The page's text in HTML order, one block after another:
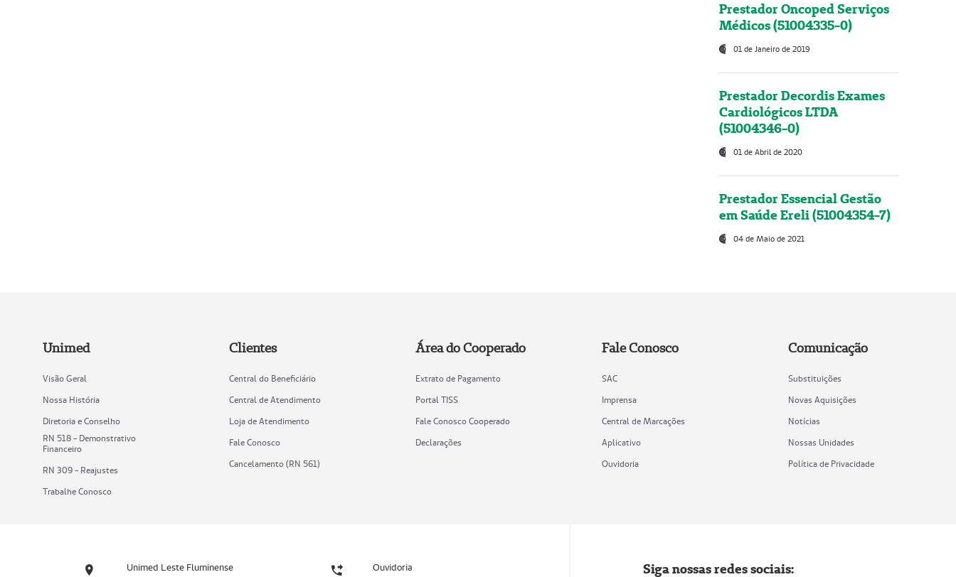
Prestador Oncoped Serviços
Médicos (51004335-0)
01 de Janeiro de 2019
Prestador Decordis Exames
Cardiológicos LTDA
(51004346-0)
01 de Abril de 2020
Prestador Essencial Gestão
em Saúde Ereli (51004354-7)
04 de Maio de 2021
Unimed
Visão Geral
Nossa História
Diretoria e Conselho
RN 518 - Demonstrativo
Financeiro
RN 309 - Reajustes
Trabalhe Conosco
Clientes
Central do Beneficiário
Central de Atendimento
Loja de Atendimento
Fale Conosco
Cancelamento (RN 561)
Área do Cooperado
Extrato de Pagamento
Portal TISS
Fale Conosco Cooperado
Declarações
Fale Conosco
SAC
Imprensa
Central de Marcações
Aplicativo
Ouvidoria
Comunicação
Substituições
Novas Aquisições
Notícias
Nossas Unidades
Política de Privacidade
Unimed Leste Fluminense Ouvidoria Siga nossas redes sociais: